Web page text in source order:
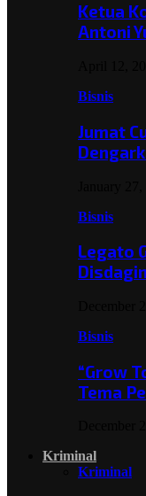
Ketua
Antoni
Bisnis
Jumat
Bisnis
Legato
Bisnis
“Grow
Tema
Kriminal
Kriminal